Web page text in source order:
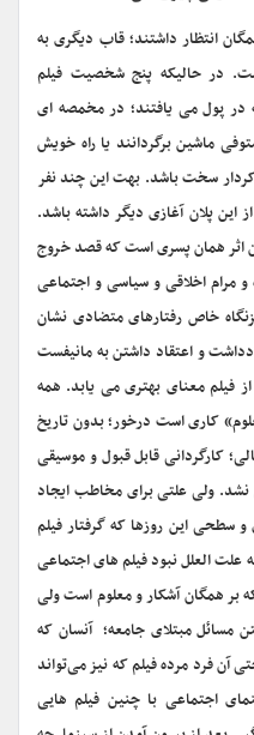
انتظار داشتند؛ قاب دیگری به
در حالیکه پنج شخصیت فیلم
در پول می یافتند؛ در مخمصه ای
ماشین برگردانند یا راه خویش
سخت باشد. بهت این چند نفر
پلان آغازی دیگر داشته باشد.
اثر همان پسری است که قصد خروج
مرام اخلاقی و سیاسی و اجتماعی
خاص رفتارهای متضادی نشان
و اعتقاد داشتن به مانیفست
فیلم معنای بهتری می یابد. همه
کاری است درخور؛ بدون تاریخ
کارگردانی قابل قبول و موسیقی
ولی علتی برای مخاطب ایجاد
این روزها که گرفتار فیلم
العلل نبود فیلم های اجتماعی
بر همگان آشکار و معلوم است ولی
مسائل مبتلای جامعه؛ آنسان که
آن فرد مرده فیلم که نیز می‌تواند
اجتماعی با چنین فیلم هایی